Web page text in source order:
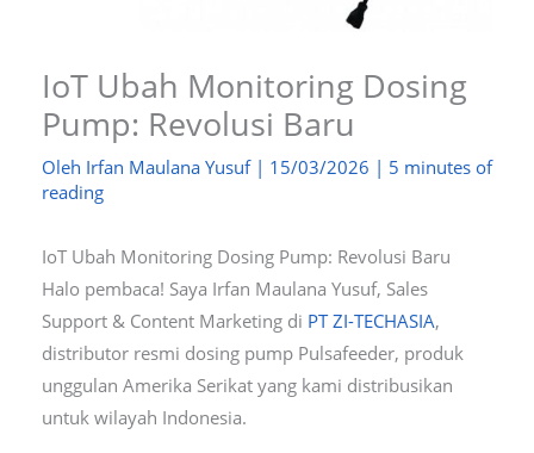
IoT Ubah Monitoring Dosing
Pump: Revolusi Baru
Oleh Irfan Maulana Yusuf | 15/03/2026 | 5 minutes of
reading
IoT Ubah Monitoring Dosing Pump: Revolusi Baru
Halo pembaca! Saya Irfan Maulana Yusuf, Sales
Support & Content Marketing di PT ZI-TECHASIA,
distributor resmi dosing pump Pulsafeeder, produk
unggulan Amerika Serikat yang kami distribusikan
untuk wilayah Indonesia.